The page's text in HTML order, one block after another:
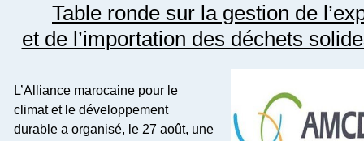
Table ronde sur la gestion de
et de l’importation des déchets
L’Alliance marocaine pour le
climat et le développement
durable a organisé, le 27 août, une